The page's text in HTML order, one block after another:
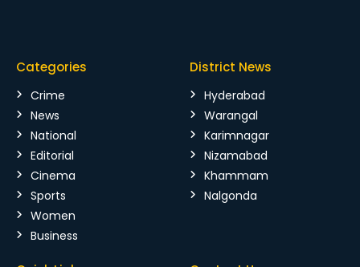
Categories
Crime
News
National
Editorial
Cinema
Sports
Women
Business
District News
Hyderabad
Warangal
Karimnagar
Nizamabad
Khammam
Nalgonda